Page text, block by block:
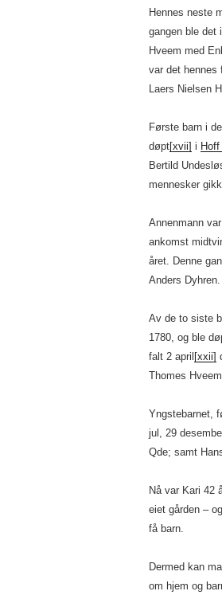
Hennes neste
gangen ble det
Hveem med
var det hennes
Laers Nielsen
Første barn i
døpt[xvii] i
Bertild
mennesker
Annenmann
ankomst
året. Denne
Anders
Av de to siste
1780, og ble
falt 2 april [xxii]
Thomes
Yngstebarnet,
jul, 29
Qde; samt
Nå var Kari 42
eiet gården –
få barn.
Dermed kan
om hjem og